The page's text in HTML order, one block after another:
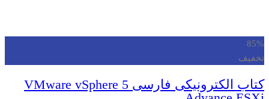
85%
تخفیف
کتاب الکترونیکی فارسی VMware vSphere 5